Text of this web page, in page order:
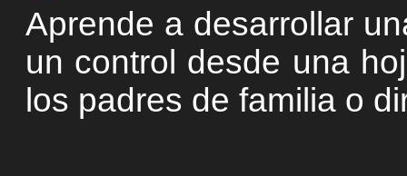
Aprende a desarrollar
un control desde una
los padres de familia o